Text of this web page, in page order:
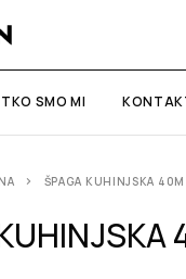
TKO SMO MI
ŠPAGA KUHINJSKA 40M